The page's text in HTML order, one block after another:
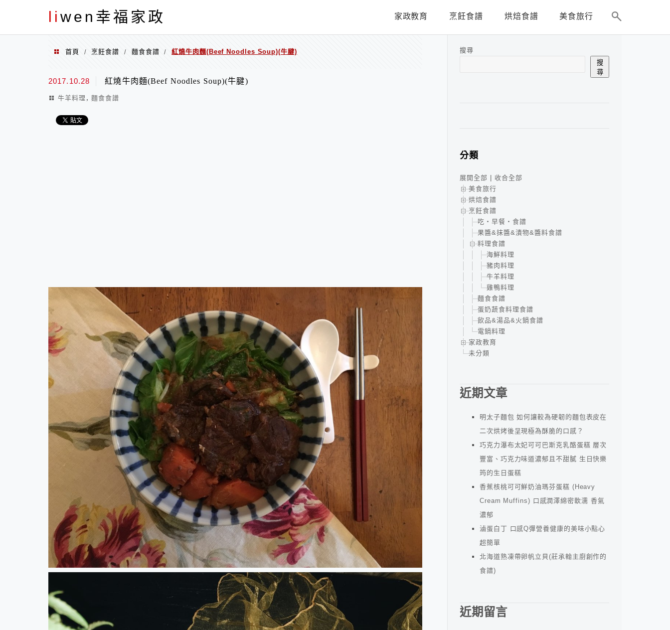
li wen幸福家政
menu
家政教育 烹飪食譜 烘焙食譜 美食旅行
首頁 / 烹飪食譜 / 麵食食譜 / 紅燒牛肉麵(Beef Noodles Soup)(牛腱)
2017.10.28 紅燒牛肉麵(Beef Noodles Soup)(牛腱)
牛羊料理 , 麵食食譜
搜尋
搜
尋
分類
展開全部
收合全部
美食旅行
烘焙食譜
烹飪食譜
吃‧早餐‧食譜
果醬&抹醬&漬物&醬料食譜
料理食譜
海鮮料理
豬肉料理
牛羊料理
雞鴨料理
麵食食譜
蛋奶蔬食料理食譜
飲品&湯品&火鍋食譜
電鍋料理
家政教育
未分類
近期文章
明太子麵包 如何讓較為硬韌的麵包表皮在
二次烘烤後呈現極為酥脆的口感？
巧克力瀑布太妃可可巴斯克乳酪蛋糕 層次
豐富、巧克力味道濃郁且不甜膩 生日快樂
筠的生日蛋糕
香蕉核桃可可鮮奶油瑪芬蛋糕 (Heavy
Cream Muffins) 口感潤澤綿密軟濡 香氣
濃郁
滷蛋白丁 口感Q彈營養健康的美味小點心
超簡單
北海道熟凍帶卵帆立貝(莊承翰主廚創作的
食譜)
近期留言